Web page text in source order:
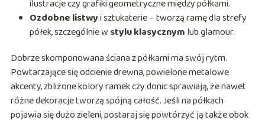
ilustracje czy grafiki geometryczne między półkami.
Ozdobne listwyi sztukaterie – tworzą ramę dla strefy
półek, szczególnie w stylu klasycznym lub glamour.
Dobrze skomponowana ściana z półkami ma swój rytm.
Powtarzające się odcienie drewna, powielone metalowe
akcenty, zbliżone kolory ramek czy donic sprawiają, że nawet
różne dekoracje tworzą spójną całość. Jeśli na półkach
pojawia się dużo zieleni, postaraj się powtórzyć ją także obok